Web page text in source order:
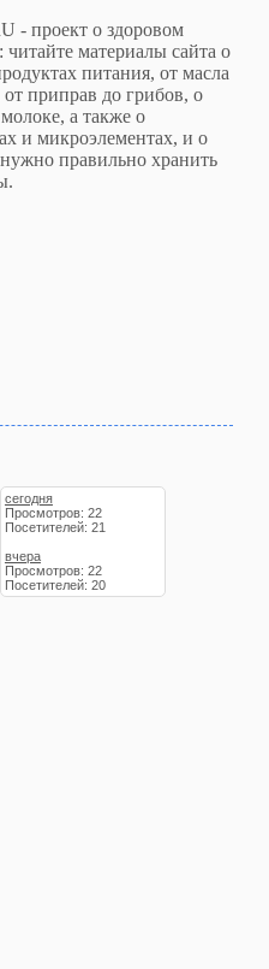
- проект о здоровом
читайте материалы сайта о
питания, от масла
приправ до грибов, о
а также о
и микроэлементах, и о
правильно хранить
сегодня
Просмотров: 22
Посетителей: 21
вчера
Просмотров: 22
Посетителей: 20